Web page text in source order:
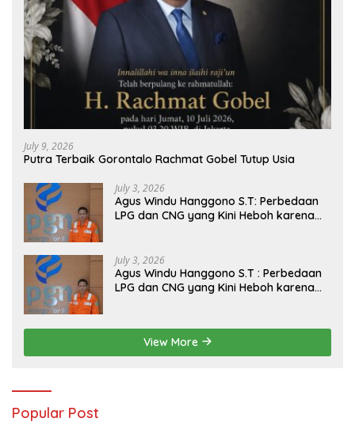
July 9, 2026
Putra Terbaik Gorontalo Rachmat Gobel Tutup Usia
July 3, 2026
Agus Windu Hanggono S.T: Perbedaan
LPG dan CNG yang Kini Heboh karena
July 3, 2026
Agus Windu Hanggono S.T : Perbedaan
LPG dan CNG yang Kini Heboh karena
View More
Popular Post